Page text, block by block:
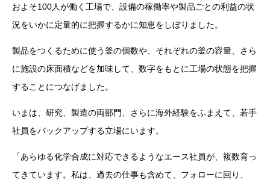
およそ100人が働く工場で、設備の稼働率や製品ごとの利益の状
況をいかに定量的に把握するかに知恵をしぼりました。
製品をつくるために使う釜の個数や、それぞれの釜の容量、さら
に施設の床面積などを加味して、数字をもとに工場の状態を把握
することにつなげました。
いまは、研究、製造の両部門、さらに海外経験をふまえて、若手
社員をバックアップする立場にいます。
「あらゆる化学合成に対応できるようなエース社員が、複数育っ
てきています。私は、過去の仕事も含めて、フォローに回り、